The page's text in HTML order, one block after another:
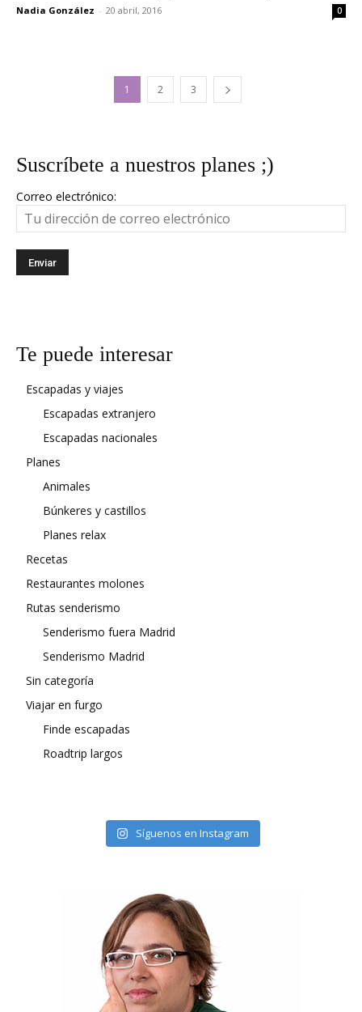
Nadia González - 20 abril, 2016 0
1 2 3
Suscríbete a nuestros planes ;)
Correo electrónico:
Te puede interesar
Escapadas y viajes
Escapadas extranjero
Escapadas nacionales
Planes
Animales
Búnkeres y castillos
Planes relax
Recetas
Restaurantes molones
Rutas senderismo
Senderismo fuera Madrid
Senderismo Madrid
Sin categoría
Viajar en furgo
Finde escapadas
Roadtrip largos
Síguenos en Instagram